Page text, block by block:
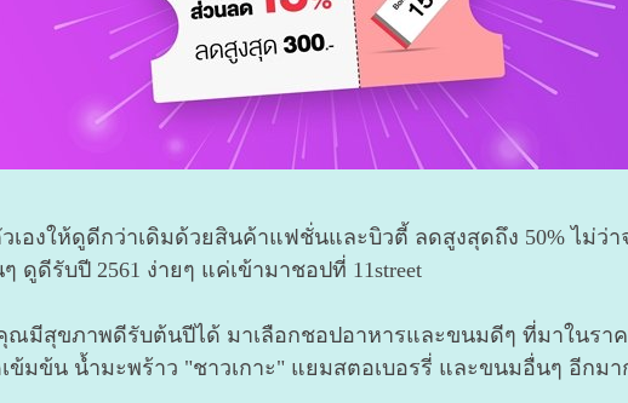
เองให้ดูดีกว่าเดิมด้วยสินค้าแฟชั่นและบิวตี้ ลดสูงสุดถึง 50% ไม่ว่า
ดูดีรับปี 2561 ง่ายๆ แค่เข้ามาชอปที่ 11street
ณมีสุขภาพดีรับต้นปีได้ มาเลือกชอปอาหารและขนมดีๆ ที่มาในรา
ข้มข้น น้ำมะพร้าว "ชาวเกาะ" แยมสตอเบอรรี่ และขนมอื่นๆ อีกมา